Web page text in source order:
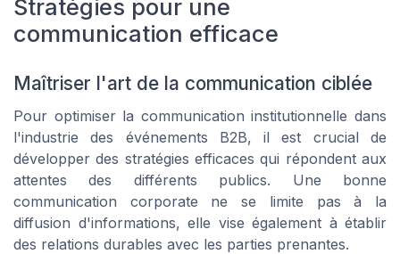
Stratégies pour une
communication efficace
Maîtriser l'art de la communication ciblée
Pour optimiser la communication institutionnelle dans
l'industrie des événements B2B, il est crucial de
développer des stratégies efficaces qui répondent aux
attentes des différents publics. Une bonne
communication corporate ne se limite pas à la
diffusion d'informations, elle vise également à établir
des relations durables avec les parties prenantes.